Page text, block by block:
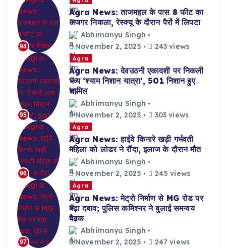
94
Agra News: ताजमहल के पास 8 फीट का
अजगर निकला, रेस्क्यू के दौरान पैरों में लिपटा
Abhimanyu Singh
November 2, 2025
243 views
95
Agra
Agra News: देवउठनी एकादशी पर निकली
भव्य ‘श्याम निशान यात्रा’, 501 निशान हुए
शामिल
Abhimanyu Singh
November 2, 2025
303 views
96
Agra
Agra News: हाईवे किनारे खड़ी गर्भवती
महिला को लोडर ने रौंदा, इलाज के दौरान मौत
Abhimanyu Singh
November 2, 2025
245 views
97
Agra
Agra News: मेट्रो निर्माण से MG रोड पर
बढ़ा दबाव; पुलिस कमिश्नर ने बुलाई समन्वय
बैठक
Abhimanyu Singh
November 2, 2025
247 views